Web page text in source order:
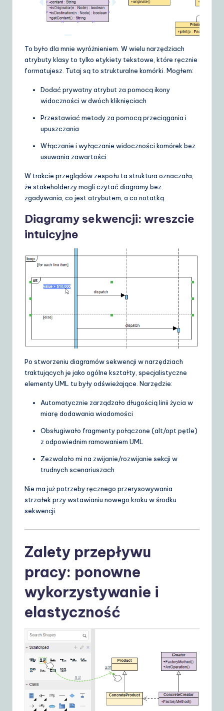
To było dla mnie wyróżnieniem. W wielu narzędziach
atrybuty klasy to tylko etykiety tekstowe, które ręcznie
formatujesz. Tutaj są to strukturalne komórki. Mogłem:
Dodać prywatny atrybut za pomocą ikony
widoczności w dwóch kliknięciach
Przestawiać metody za pomocą przeciągania i
upuszczania
Włączanie i wyłączanie widoczności komórek bez
usuwania zawartości
W trakcie przeglądów zespołu ta struktura oznaczała,
że stakeholderzy mogli czytać diagramy bez
zgadywania, co jest atrybutem, a co notatką.
Diagramy sekwencji: wreszcie
intuicyjne
Po stworzeniu diagramów sekwencji w narzędziach
traktujących je jako ogólne kształty, specjalistyczne
elementy UML tu były odświeżające. Narzędzie:
Automatycznie zarządzało długością linii życia w
miarę dodawania wiadomości
Obsługiwało fragmenty połączone (alt/opt pętle)
z odpowiednim ramowaniem UML
Zezwalało mi na zwijanie/rozwijanie sekcji w
trudnych scenariuszach
Nie ma już potrzeby ręcznego przerysowywania
strzałek przy wstawianiu nowego kroku w środku
sekwencji.
Zalety przepływu
pracy: ponowne
wykorzystywanie i
elastyczność